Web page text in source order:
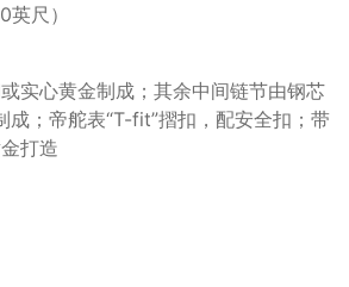
尺）
实心黄金制成；其余中间链节由钢芯
成；帝舵表“T-fit”摺扣，配安全扣；带
打造